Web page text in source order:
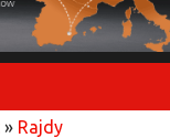
» Rajdy